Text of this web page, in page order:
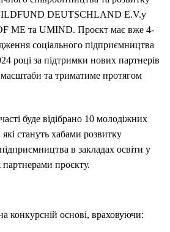
DEUTSCHLAND E.V.у
ME та UMIND. Проєкт має вже 4-
соціального підприємництва
році за підтримки нових партнерів
та триматиме протягом
буде відібрано 10 молодіжних
які стануть хабами розвитку
в закладах освіти у
партнерами проєкту.
конкурсній основі, враховуючи: